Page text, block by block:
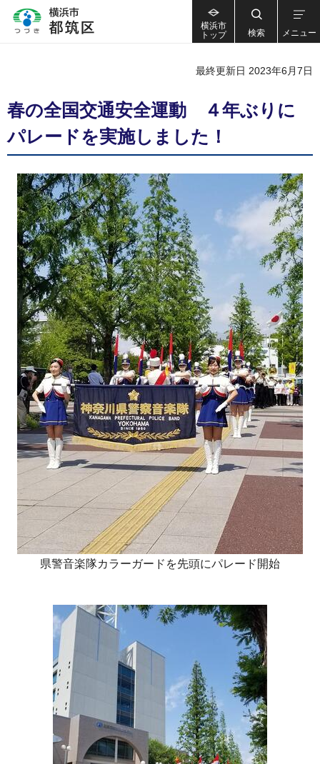
横浜市
トップ
検索 メニュー
最終更新日 2023年6月7日
春の全国交通安全運動 ４年ぶりに
パレードを実施しました！
県警音楽隊カラーガードを先頭にパレード開始